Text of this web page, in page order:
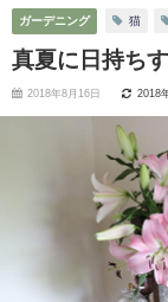
ガーデニング 猫
真夏に日持ち
2018年8月16日 2018